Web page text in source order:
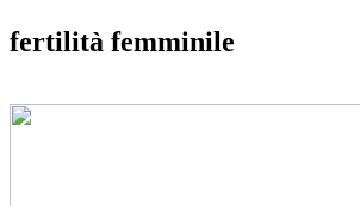
fertilità femminile